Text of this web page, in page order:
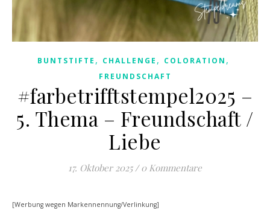
BUNTSTIFTE , CHALLENGE , COLORATION ,
FREUNDSCHAFT
#farbetrifftstempel2025 –
5. Thema – Freundschaft /
Liebe
17. Oktober 2025 / 0 Kommentare
[Werbung wegen Markennennung/Verlinkung]